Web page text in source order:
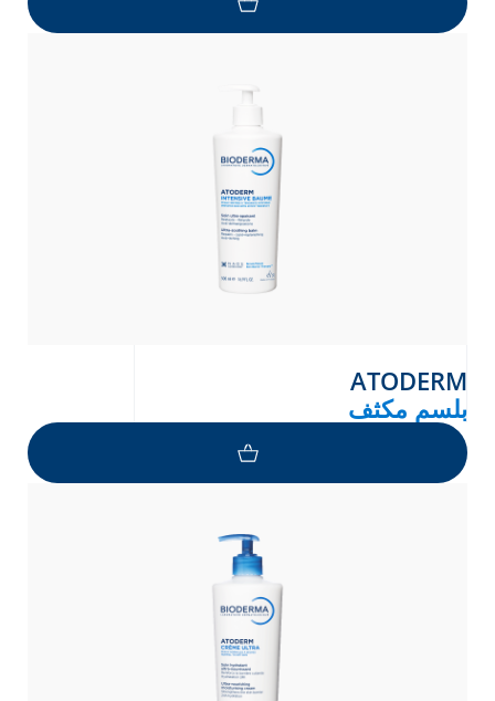
ATODERM
بلسم مكثف